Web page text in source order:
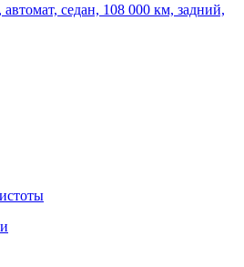
седан, 108 000 км, задний,